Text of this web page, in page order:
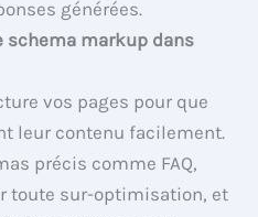
générées.
schema markup dans
vos pages pour que
leur contenu facilement.
précis comme FAQ,
toute sur-optimisation, et